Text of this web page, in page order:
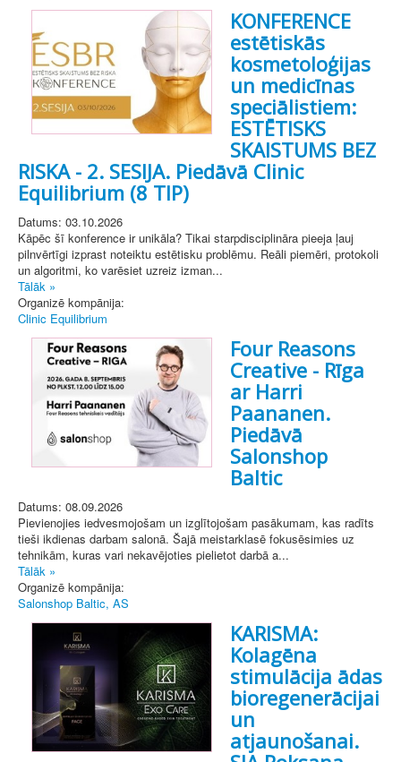
KONFERENCE
estētiskās
kosmetoloģijas
un medicīnas
speciālistiem:
ESTĒTISKS
SKAISTUMS BEZ
RISKA - 2. SESIJA. Piedāvā Clinic
Equilibrium (8 TIP)
Datums: 03.10.2026
Kāpēc šī konference ir unikāla? Tikai starpdisciplināra pieeja ļauj
pilnvērtīgi izprast noteiktu estētisku problēmu. Reāli piemēri, protokoli
un algoritmi, ko varēsiet uzreiz izman...
Tālāk »
Organizē kompānija:
Clinic Equilibrium
Four Reasons
Creative - Rīga
ar Harri
Paananen.
Piedāvā
Salonshop
Baltic
Datums: 08.09.2026
Pievienojies iedvesmojošam un izglītojošam pasākumam, kas radīts
tieši ikdienas darbam salonā. Šajā meistarklasē fokusēsimies uz
tehnikām, kuras vari nekavējoties pielietot darbā a...
Tālāk »
Organizē kompānija:
Salonshop Baltic, AS
KARISMA:
Kolagēna
stimulācija ādas
bioregenerācijai
un
atjaunošanai.